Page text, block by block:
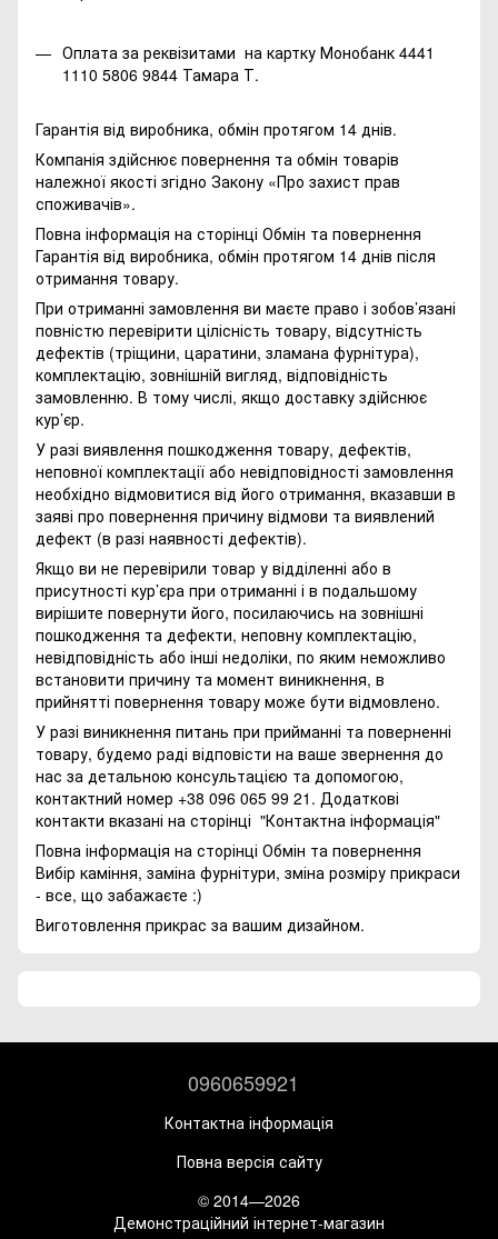
Оплата за реквізитами на картку Монобанк 4441
1110 5806 9844 Тамара Т.
Гарантія від виробника, обмін протягом 14 днів.
Компанія здійснює повернення та обмін товарів
належної якості згідно Закону «Про захист прав
споживачів».
Повна інформація на сторінці Обмін та повернення
Гарантія від виробника, обмін протягом 14 днів після
отримання товару.
При отриманні замовлення ви маєте право і зобов’язані
повністю перевірити цілісність товару, відсутність
дефектів (тріщини, царатини, зламана фурнітура),
комплектацію, зовнішній вигляд, відповідність
замовленню. В тому числі, якщо доставку здійснює
кур’єр.
У разі виявлення пошкодження товару, дефектів,
неповної комплектації або невідповідності замовлення
необхідно відмовитися від його отримання, вказавши в
заяві про повернення причину відмови та виявлений
дефект (в разі наявності дефектів).
Якщо ви не перевірили товар у відділенні або в
присутності кур’єра при отриманні і в подальшому
вирішите повернути його, посилаючись на зовнішні
пошкодження та дефекти, неповну комплектацію,
невідповідність або інші недоліки, по яким неможливо
встановити причину та момент виникнення, в
прийнятті повернення товару може бути відмовлено.
У разі виникнення питань при прийманні та поверненні
товару, будемо раді відповісти на ваше звернення до
нас за детальною консультацією та допомогою,
контактний номер +38 096 065 99 21. Додаткові
контакти вказані на сторінці "Контактна інформація"
Повна інформація на сторінці Обмін та повернення
Вибір каміння, заміна фурнітури, зміна розміру прикраси
- все, що забажаєте :)
Виготовлення прикрас за вашим дизайном.
0960659921
Контактна інформація
Повна версія сайту
© 2014—2026
Демонстраційний інтернет-магазин